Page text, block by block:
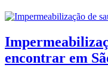
encontrar em